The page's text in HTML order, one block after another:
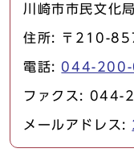
川崎市市民文化
住所: 〒210-
電話: 044-
ファクス:
メールアドレス: